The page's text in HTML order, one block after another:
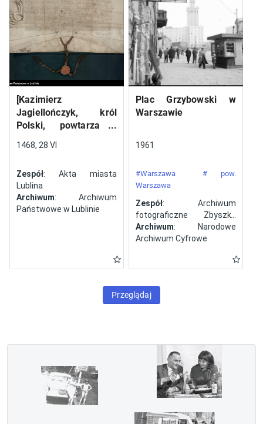
[Kazimierz
Jagiellończyk, król
Polski, powtarza i
wystawiony w Lublinie,
Jana ze Szczekocin,
starostę
1468, 28 VI
Zespół: Akta miasta
Lublina
Archiwum: Archiwum
Państwowe w Lublinie
Plac Grzybowski w
Warszawie
1961
#Warszawa
# pow.
Warszawa
Zespół: Archiwum
fotograficzne Zbyszka
Siemaszki
Archiwum: Narodowe
Archiwum Cyfrowe
Przeglądaj